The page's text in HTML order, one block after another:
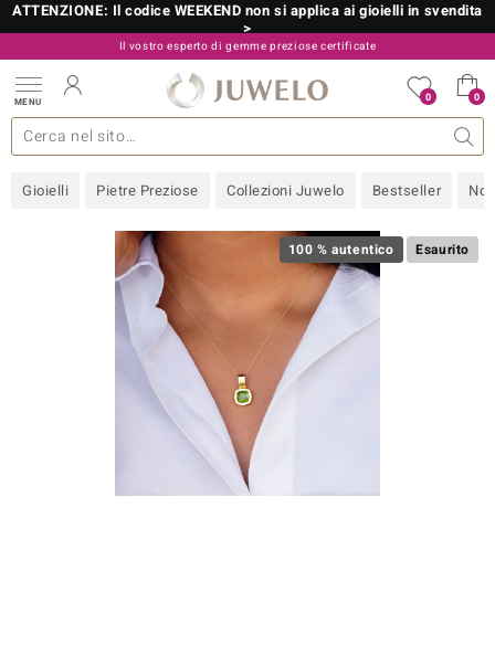
ATTENZIONE: Il codice WEEKEND non si applica ai gioielli in svendita
>
Il vostro esperto di gemme preziose certificate
800 986 787
MENU 0 0
Gioielli Pietre Preziose Collezioni Juwelo Bestseller
gioielli Design Metallo prezioso Misure anelli
più importanti Pietre preziose per colore Pietre preziose
Informazioni generali Approfondimenti Consigli
Acquistare in diretta Juwelo
100 % autentico Esaurito